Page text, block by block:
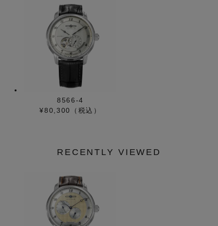
8566-4
¥80,300（税込）
RECENTLY VIEWED